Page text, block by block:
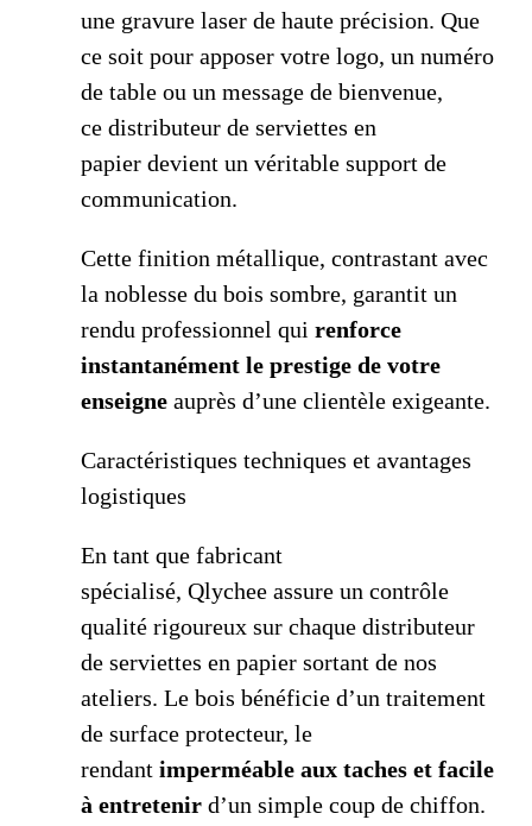
une gravure laser de haute précision. Que
ce soit pour apposer votre logo, un numéro
de table ou un message de bienvenue,
ce distributeur de serviettes en
papier devient un véritable support de
communication.
Cette finition métallique, contrastant avec
la noblesse du bois sombre, garantit un
rendu professionnel qui renforce
instantanément le prestige de votre
enseigne auprès d’une clientèle exigeante.
Caractéristiques techniques et avantages
logistiques
En tant que fabricant
spécialisé, Qlychee assure un contrôle
qualité rigoureux sur chaque distributeur
de serviettes en papier sortant de nos
ateliers. Le bois bénéficie d’un traitement
de surface protecteur, le
rendant imperméable aux taches et facile
à entretenir d’un simple coup de chiffon.